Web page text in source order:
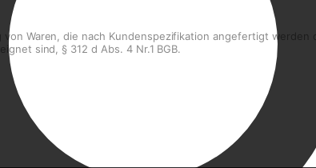
Waren, die nach Kundenspezifikation angefertigt
sind, § 312 d Abs. 4 Nr.1 BGB.